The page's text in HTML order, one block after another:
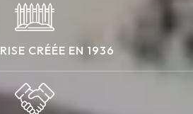
CRÉÉE EN 1936